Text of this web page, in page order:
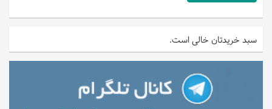
سبد خریدتان خالی است.